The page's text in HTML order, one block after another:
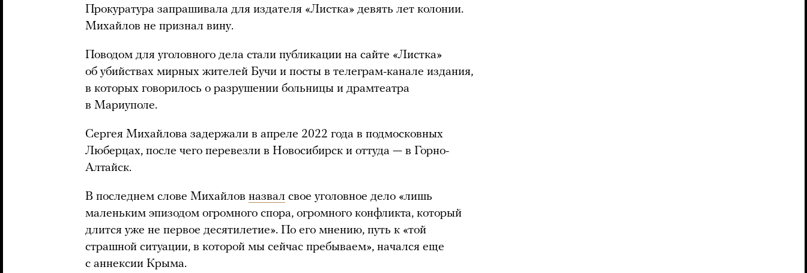
Прокуратура запрашивала для издателя «Листка» девять лет колонии.
Михайлов не признал вину.
Поводом для уголовного дела стали публикации на сайте «Листка»
об убийствах мирных жителей Бучи и посты в телеграм-канале издания,
в которых говорилось о разрушении больницы и драмтеатра
в Мариуполе.
Сергея Михайлова задержали в апреле 2022 года в подмосковных
Люберцах, после чего перевезли в Новосибирск и оттуда — в Горно-
Алтайск.
В последнем слове Михайлов назвал свое уголовное дело «лишь
маленьким эпизодом огромного спора, огромного конфликта, который
длится уже не первое десятилетие». По его мнению, путь к «той
страшной ситуации, в которой мы сейчас пребываем», начался еще
с аннексии Крыма.